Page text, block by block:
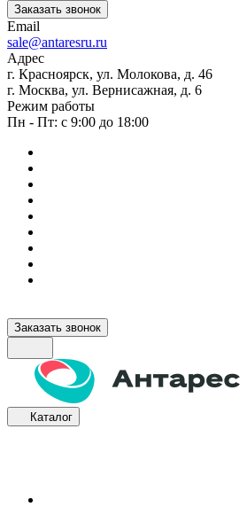
Заказать звонок
Email
sale@antaresru.ru
Адрес
г. Красноярск, ул. Молокова, д. 46
г. Москва, ул. Вернисажная, д. 6
Режим работы
Пн - Пт: с 9:00 до 18:00
Заказать звонок
Каталог